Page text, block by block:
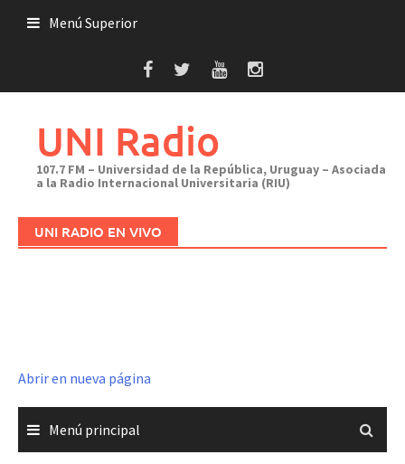
Menú Superior
UNI Radio
107.7 FM – Universidad de la República, Uruguay – Asociada
a la Radio Internacional Universitaria (RIU)
UNI RADIO EN VIVO
Abrir en nueva página
Menú principal